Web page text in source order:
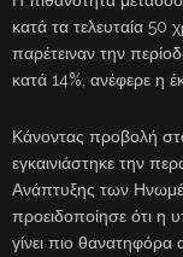
κατά τα τελευταία 50
παρέτειναν την
κατά 14%, ανέφερε η
Κάνοντας προβολή
εγκαινιάστηκε την
Ανάπτυξης των
προειδοποίησε ότι
γίνει πιο